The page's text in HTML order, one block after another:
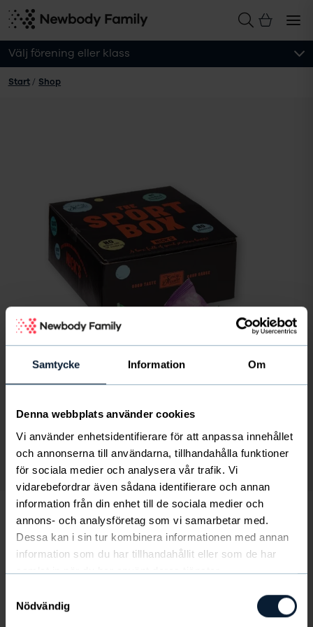
Samtycke Information Om
Denna webbplats använder cookies
Vi använder enhetsidentifierare för att anpassa innehållet
och annonserna till användarna, tillhandahålla funktioner
för sociala medier och analysera vår trafik. Vi
vidarebefordrar även sådana identifierare och annan
information från din enhet till de sociala medier och
annons- och analysföretag som vi samarbetar med.
Dessa kan i sin tur kombinera informationen med annan
information som du har tillhandahållit eller som de har
samlat in när du har använt deras tjänster.
Nödvändig
Välj förening eller klass
Start / Shop
Bild
av
/1
Sport Box (Spicy sortiment)
socker, gluten och palmolja, och är perfekta att äta